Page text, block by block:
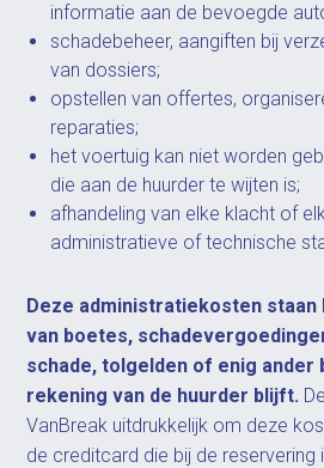
informatie aan de bevoegde
schadebeheer, aangiften bij
van dossiers;
opstellen van offertes,
reparaties;
het voertuig kan niet worden
die aan de huurder te wijten is;
afhandeling van elke klacht of
administratieve of technische
Deze administratiekosten staan
van boetes,
schade, tolgelden of enig ander
rekening van de huurder blijft.
VanBreak uitdrukkelijk om deze
de creditcard die bij de reservering